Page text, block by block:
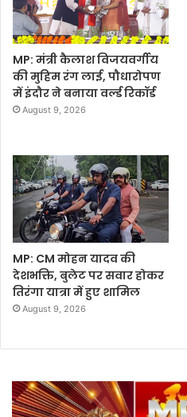
MP: मंत्री कैलाश विजयवर्गीय
की मुहिम रंग लाई, पौधारोपण
में इंदौर ने बनाया वर्ल्ड रिकॉर्ड
August 9, 2026
MP: CM मोहन यादव की
देशभक्ति, बुलेट पर सवार होकर
तिरंगा यात्रा में हुए शामिल
August 9, 2026